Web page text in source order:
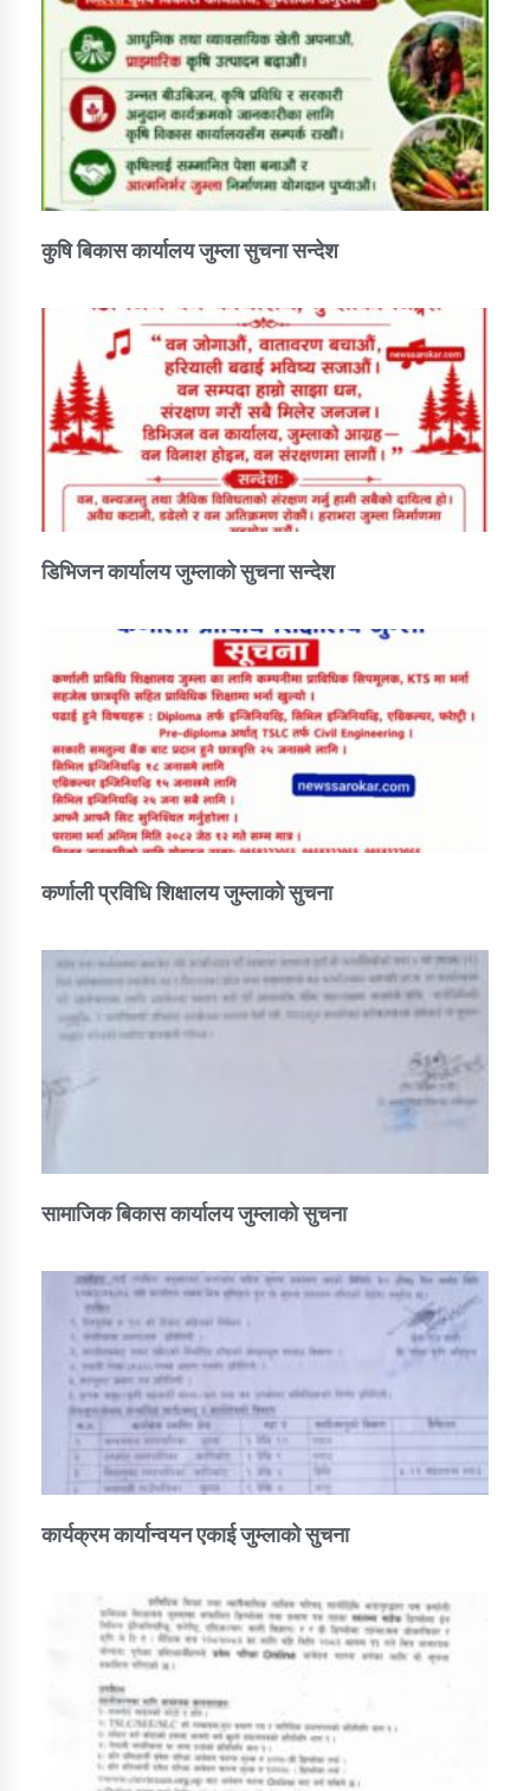
कुषि बिकास कार्यालय जुम्ला सुचना सन्देश
डिभिजन कार्यालय जुम्लाको सुचना सन्देश
कर्णाली प्रविधि शिक्षालय जुम्लाको सुचना
सामाजिक बिकास कार्यालय जुम्लाकाे सुचना
कार्यक्रम कार्यान्वयन एकाई जुम्लाको सुचना